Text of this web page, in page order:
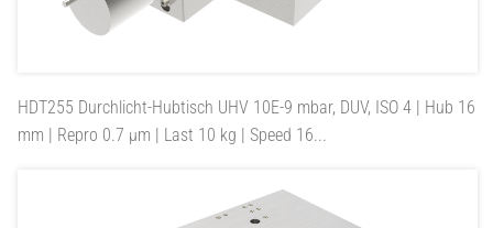
HDT255 Durchlicht-Hubtisch UHV 10E-9 mbar, DUV, ISO 4 | Hub 16
mm | Repro 0.7 µm | Last 10 kg | Speed 16...